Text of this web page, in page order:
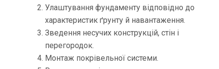
Улаштування фундаменту відповідно до
характеристик ґрунту й навантаження.
Зведення несучих конструкцій, стін і
перегородок.
Монтаж покрівельної системи.